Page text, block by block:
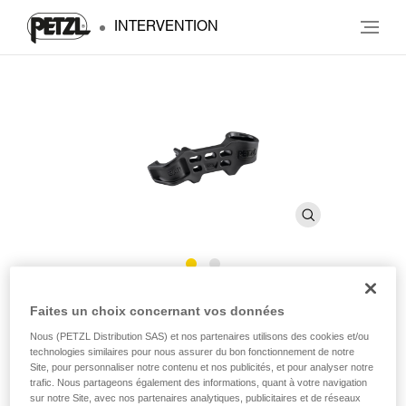
INTERVENTION
BAR
Barrette de maintien amovible pour mousqueton
ATTACHE SCREW-LOCK
Faites un choix concernant vos données
Nous (PETZL Distribution SAS) et nos partenaires utilisons des cookies et/ou
technologies similaires pour nous assurer du bon fonctionnement de notre
Site, pour personnaliser notre contenu et nos publicités, et pour analyser notre
trafic. Nous partageons également des informations, quant à votre navigation
sur notre Site, avec nos partenaires analytiques, publicitaires et de réseaux